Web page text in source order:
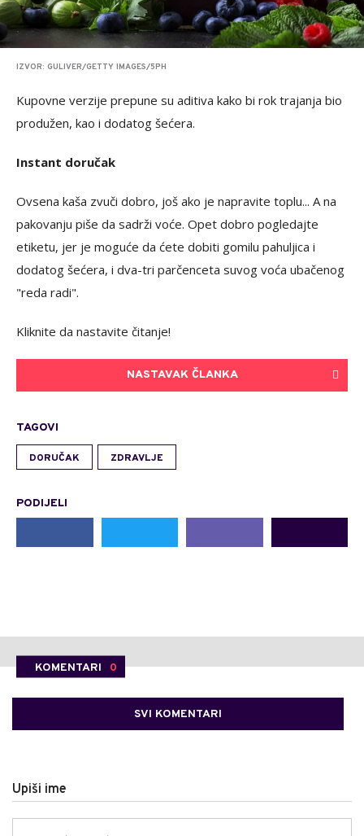
IZVOR: GULIVER/GETTY IMAGES/5PH
Kupovne verzije prepune su aditiva kako bi rok trajanja bio
produžen, kao i dodatog šećera.
Instant doručak
Ovsena kaša zvuči dobro, još ako je napravite toplu... A na
pakovanju piše da sadrži voće. Opet dobro pogledajte
etiketu, jer je moguće da ćete dobiti gomilu pahuljica i
dodatog šećera, i dva-tri parčenceta suvog voća ubačenog
"reda radi".
Kliknite da nastavite čitanje!
NASTAVAK ČLANKA
TAGOVI
DORUČAK ZDRAVLJE
PODIJELI
KOMENTARI 0
SVI KOMENTARI
Upiši ime